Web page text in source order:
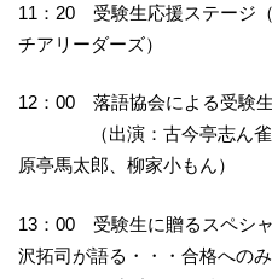
11：20 受験生応援ステージ
チアリーダーズ）
12：00 落語協会による受験
（出演：古今亭志ん雀、
原亭馬太郎、柳家小もん）
13：00 受験生に贈るスペシ
沢拓司が語る・・・合格へのみ